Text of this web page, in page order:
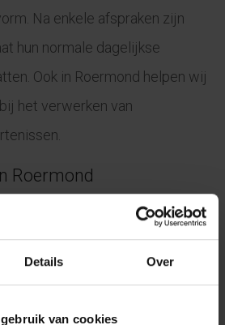
Details Over
van cookies
Na enkele afspraken zijn
hun normale dagelijkse
Ook in Roermond helpen wij
het verwerken van
Roermond
Roermond en zoekt u een
therapie kunt volgen? In
Centiv ervaren gecertificeerde